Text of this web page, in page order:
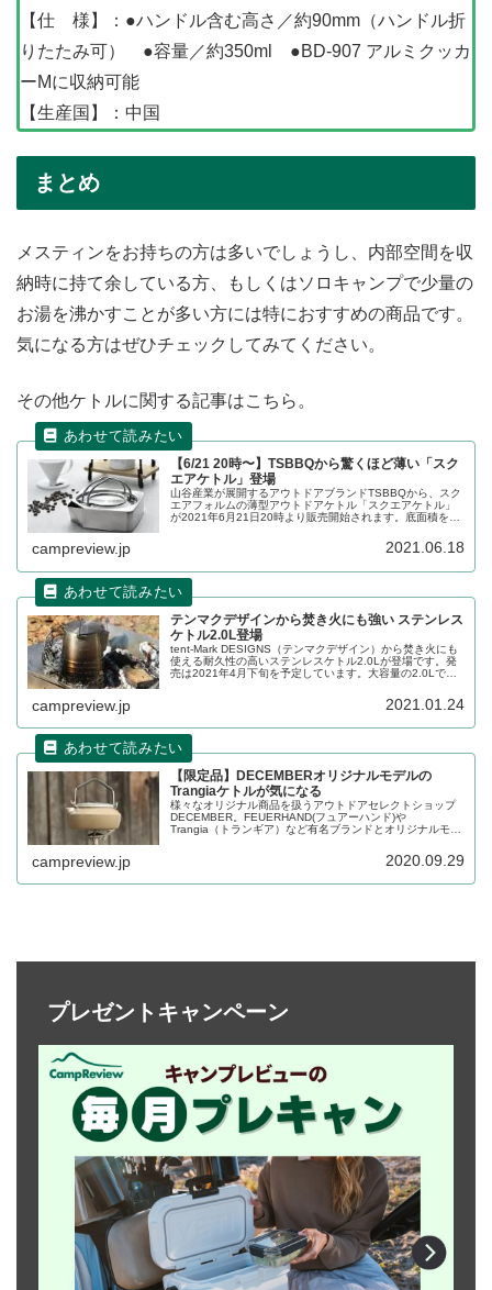
【仕 様】：●ハンドル含む高さ／約90mm（ハンドル折
りたたみ可） ●容量／約350ml ●BD-907 アルミクッカ
ーMに収納可能
【生産国】：中国
まとめ
メスティンをお持ちの方は多いでしょうし、内部空間を収
納時に持て余している方、もしくはソロキャンプで少量の
お湯を沸かすことが多い方には特におすすめの商品です。
気になる方はぜひチェックしてみてください。
その他ケトルに関する記事はこちら。
【6/21 20時〜】TSBBQから驚くほど薄い「スク
エアケトル」登場
山谷産業が展開するアウトドアブランドTSBBQから、スク
エアフォルムの薄型アウトドアケトル「スクエアケトル」
が2021年6月21日20時より販売開始されます。底面積を広
campreview.jp 2021.06.18
テンマクデザインから焚き火にも強い ステンレス
ケトル2.0L登場
tent-Mark DESIGNS（テンマクデザイン）から焚き火にも
使える耐久性の高いステンレスケトル2.0Lが登場です。発
売は2021年4月下旬を予定しています。大容量の2.0Lでキ
campreview.jp 2021.01.24
【限定品】DECEMBERオリジナルモデルの
Trangiaケトルが気になる
様々なオリジナル商品を扱うアウトドアセレクトショップ
DECEMBER。FEUERHAND(フュアーハンド)や
Trangia（トランギア）など有名ブランドとオリジナルモデ
ら販売されたケトルが気になっており、詳細をレビューし
campreview.jp 2020.09.29
プレゼントキャンペーン